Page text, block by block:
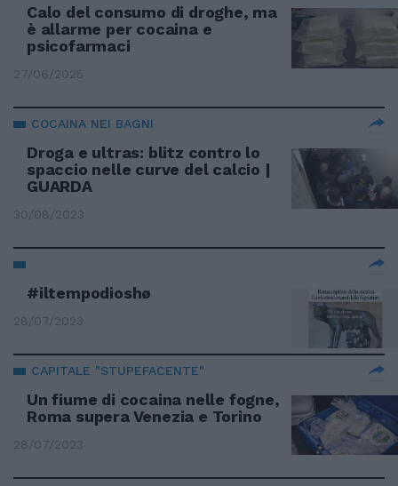
Calo del consumo di droghe, ma
è allarme per cocaina e
psicofarmaci
27/06/2025
COCAINA NEI BAGNI
Droga e ultras: blitz contro lo
spaccio nelle curve del calcio |
GUARDA
30/08/2023
#iltempodioshø
28/07/2023
CAPITALE "STUPEFACENTE"
Un fiume di cocaina nelle fogne,
Roma supera Venezia e Torino
28/07/2023